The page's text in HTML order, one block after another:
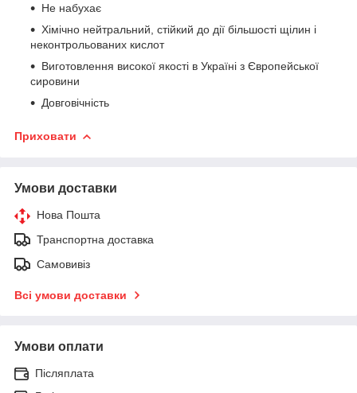
Не набухає
Хімічно нейтральний, стійкий до дії більшості щілин і
неконтрольованих кислот
Виготовлення високої якості в Україні з Європейської
сировини
Довговічність
Приховати
Умови доставки
Нова Пошта
Транспортна доставка
Самовивіз
Всі умови доставки
Умови оплати
Післяплата